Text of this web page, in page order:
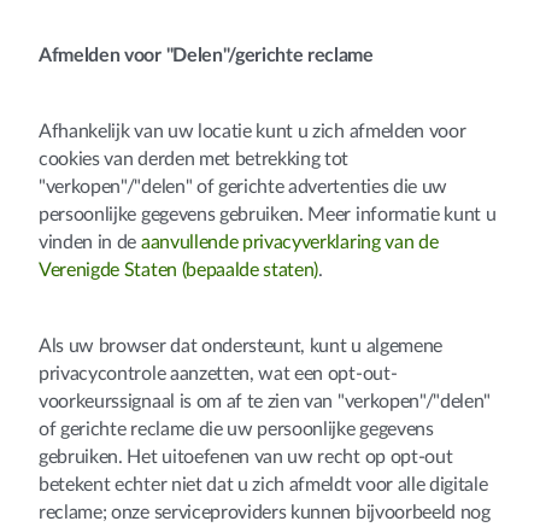
Afmelden voor "Delen"/gerichte reclame
Afhankelijk van uw locatie kunt u zich afmelden voor
cookies van derden met betrekking tot
"verkopen"/"delen" of gerichte advertenties die uw
persoonlijke gegevens gebruiken. Meer informatie kunt u
vinden in de aanvullende privacyverklaring van de
Verenigde Staten (bepaalde staten).
Als uw browser dat ondersteunt, kunt u algemene
privacycontrole aanzetten, wat een opt-out-
voorkeurssignaal is om af te zien van "verkopen"/"delen"
of gerichte reclame die uw persoonlijke gegevens
gebruiken. Het uitoefenen van uw recht op opt-out
betekent echter niet dat u zich afmeldt voor alle digitale
reclame; onze serviceproviders kunnen bijvoorbeeld nog